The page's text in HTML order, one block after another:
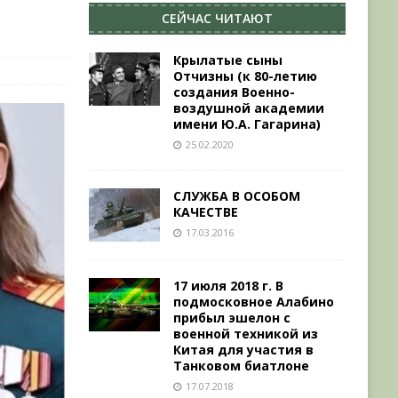
СЕЙЧАС ЧИТАЮТ
Крылатые сыны
Отчизны (к 80-летию
создания Военно-
воздушной академии
имени Ю.А. Гагарина)
25.02.2020
СЛУЖБА В ОСОБОМ
КАЧЕСТВЕ
17.03.2016
17 июля 2018 г. В
подмосковное Алабино
прибыл эшелон с
военной техникой из
Китая для участия в
Танковом биатлоне
17.07.2018